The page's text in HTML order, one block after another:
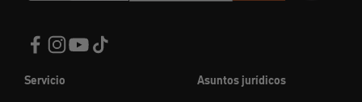
Servicio
Asuntos jurídicos